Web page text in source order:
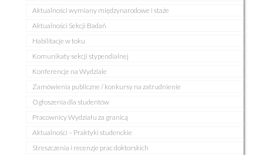
Aktualności wymiany międzynarodowe i staże
Aktualności Sekcji Badań
Habilitacje w toku
Komunikaty sekcji stypendialnej
Konferencje na Wydziale
Zamówienia publiczne / konkursy na zatrudnienie
Ogłoszenia dla studentów
Pracownicy Wydziału za granicą
Aktualności – Praktyki studenckie
Streszczenia i recenzje prac doktorskich